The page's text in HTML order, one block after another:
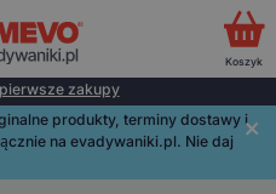
zakupy
produkty, terminy dostawy i
na evadywaniki.pl. Nie daj
Koszyk